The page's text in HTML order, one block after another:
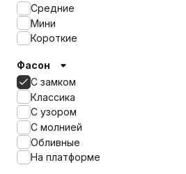
Средние
Мини
Короткие
Фасон
Классика
С узором
С замком
С молнией
Обливные
На платформе